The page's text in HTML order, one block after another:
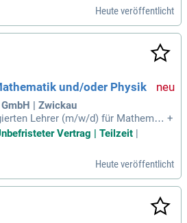
Heute veröffentlicht
und/oder Physik
| Zwickau
Lehrer (m/w/d) für Mathemati
Oberschule und Gymnasium.
für die Wissensvermittlung mitbr
Hauptaufgaben umfassen die Plan
des Unterrichts sowie
unserer Schüler. Sie haben die Mö
Lernen mitzugestalten und zum n
Voraussetzung ist ein Absc
+
Vertrag | Teilzeit |
Heute veröffentlicht